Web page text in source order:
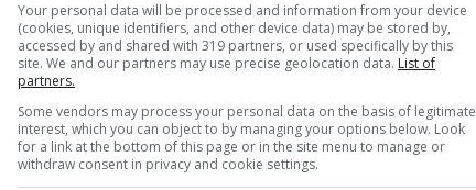
è che possano portare temporali
quantitativi di pioggia sulle zone
rischio temporale
Your personal data will be processed and information from your device
(cookies, unique identifiers, and other device data) may be stored by,
accessed by and shared with 319 partners, or used specifically by this
site. We and our partners may use precise geolocation data. List of
partners.
Some vendors may process your personal data on the basis of legitimate
interest, which you can object to by managing your options below. Look
for a link at the bottom of this page or in the site menu to manage or
withdraw consent in privacy and cookie settings.